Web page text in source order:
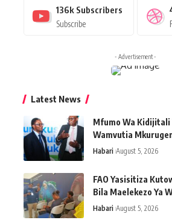
136k Subscribers
Subscribe
- Advertisement -
Latest News
Mfumo Wa Kidijitali
Wamvutia
Habari August 5, 2026
FAO Yasisitiza
Bila Maelekezo Ya
Habari August 5, 2026